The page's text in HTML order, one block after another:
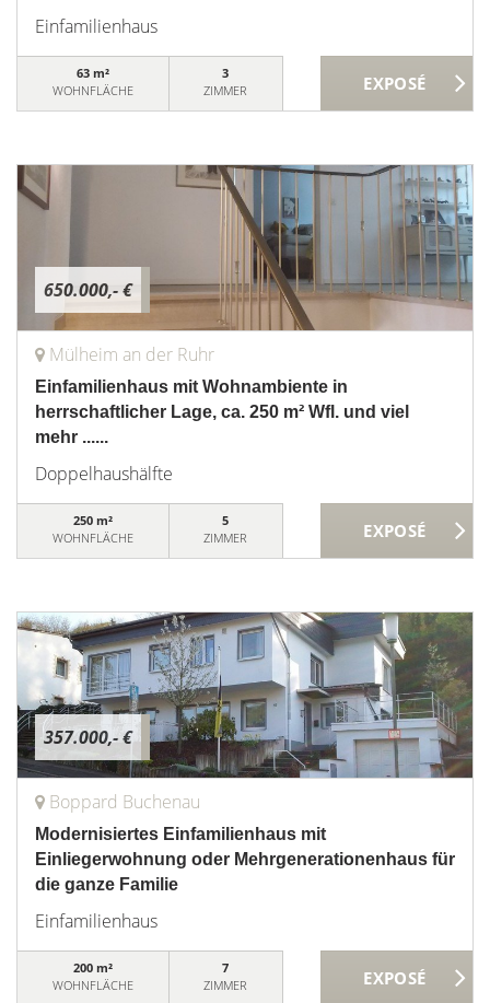
Einfamilienhaus
63 m²
WOHNFLÄCHE
3
ZIMMER
650.000,- €
Mülheim an der Ruhr
Einfamilienhaus mit Wohnambiente in
herrschaftlicher Lage, ca. 250 m² Wfl. und viel
mehr ......
Doppelhaushälfte
250 m²
WOHNFLÄCHE
5
ZIMMER
357.000,- €
Boppard Buchenau
Modernisiertes Einfamilienhaus mit
Einliegerwohnung oder Mehrgenerationenhaus für
die ganze Familie
Einfamilienhaus
200 m²
WOHNFLÄCHE
7
ZIMMER